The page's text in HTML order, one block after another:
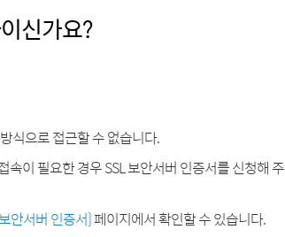
신가요?
식으로 접근할 수 없습니다.
이 필요한 경우 SSL 보안서버 인증서를 신청해 주
안서버 인증서]페이지에서 확인할 수 있습니다.